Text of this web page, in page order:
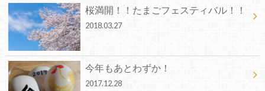
桜満開！！たまごフェスティバル！！
2018.03.27
今年もあとわずか！
2017.12.28